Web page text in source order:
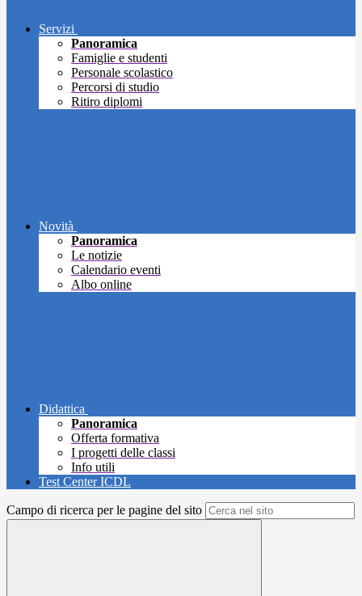
Servizi
Panoramica
Famiglie e studenti
Personale scolastico
Percorsi di studio
Ritiro diplomi
Novità
Panoramica
Le notizie
Calendario eventi
Albo online
Didattica
Panoramica
Offerta formativa
I progetti delle classi
Info utili
Test Center ICDL
Campo di ricerca per le pagine del sito